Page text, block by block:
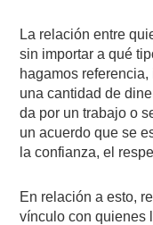
La relación entre
sin importar a qué
hagamos
una cantidad de
da por un trabajo o
un acuerdo que se
la confianza, el
En relación a esto,
vínculo con quienes